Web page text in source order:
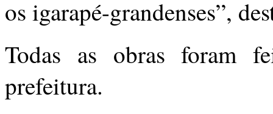
os igarapé-grandenses”,
Todas as obras foram
prefeitura.